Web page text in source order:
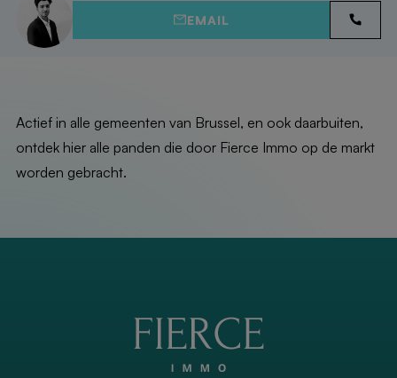
EMAIL
Actief in alle gemeenten van Brussel, en ook daarbuiten,
ontdek hier alle panden die door Fierce Immo op de markt
worden gebracht.